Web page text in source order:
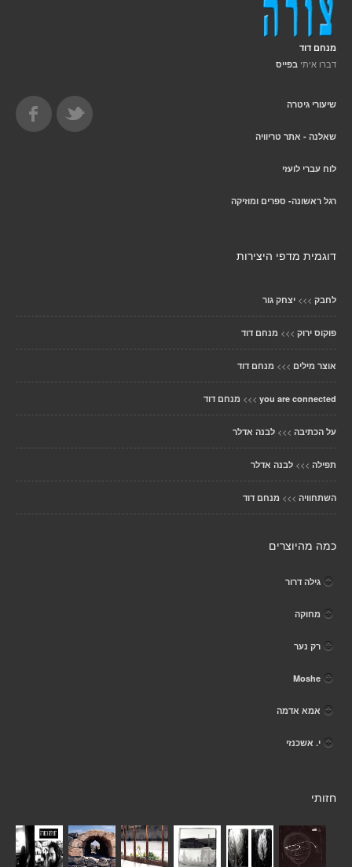
מנחם דוד
דברו איתי בפייס
שיעורי גיטרה
שאלנה - אתר טריוויה
לוח עברי לועזי
רגל ראשונה- ספרים ומוזיקה
דוגמית מדפי היצירות
לחבק >>> יצחק גור
פוקוס ירוק >>> מנחם דוד
אוצר מילים >>> מנחם דוד
you are connected
>>> מנחם דוד
על הכתיבה >>> לבנה אדלר
תפילה >>> לבנה אדלר
השתחוויה >>> מנחם דוד
כמה מהיוצרים
גילה דרור
מחוקה
רק נער
Moshe
אמא אדמה
י. אשכנזי
חזותי